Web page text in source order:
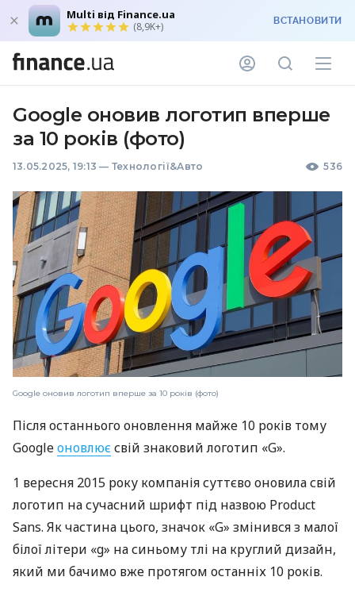
Multi від Finance.ua
(8,9K+) ВСТАНОВИТИ
Google оновив логотип вперше
за 10 років (фото)
13.05.2025, 19:13 — Технології&Авто 536
Google оновив логотип вперше за 10 років (фото)
Після останнього оновлення майже 10 років тому
Googleоновлюєсвій знаковий логотип «G».
1 вересня 2015 року компанія суттєво оновила свій
логотип на сучасний шрифт під назвою Product
Sans. Як частина цього, значок «G» змінився з малої
білої літери «g» на синьому тлі на круглий дизайн,
який ми бачимо вже протягом останніх 10 років.